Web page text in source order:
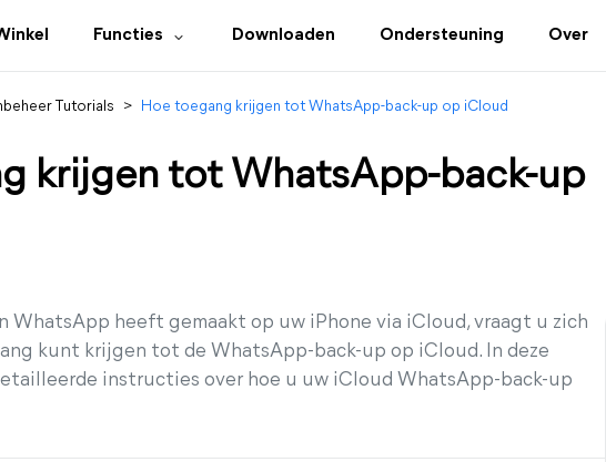
Functies Downloaden Ondersteuning Over
Tutorials > Hoe toegang krijgen tot WhatsApp-back-up op iCloud
krijgen tot WhatsApp-back-up
WhatsApp heeft gemaakt op uw iPhone via iCloud, vraagt u zich
kunt krijgen tot de WhatsApp-back-up op iCloud. In deze
instructies over hoe u uw iCloud WhatsApp-back-up